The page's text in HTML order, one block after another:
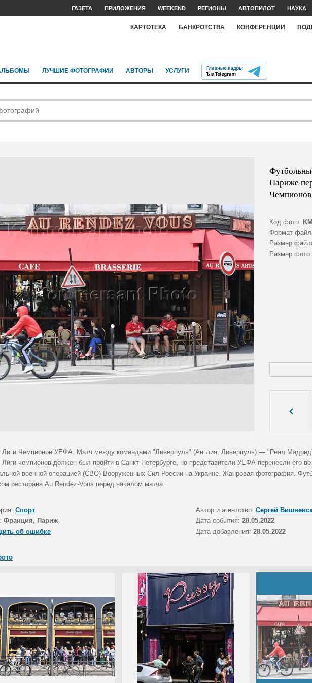
ГАЗЕТА ПРИЛОЖЕНИЯ WEEKEND РЕГИОНЫ АВТОПИЛОТ НАУКА
КАРТОТЕКА БАНКРОТСТВА КОНФЕРЕНЦИИ
ЛУЧШИЕ ФОТОГРАФИИ АВТОРЫ УСЛУГИ
Париже
Код фото:
Формат
Размер
Размер фото
Лиги Чемпионов УЕФА. Матч между командами "Ливерпуль" (Англия, Ливерпуль) — "Реал
чемпионов должен был пройти в Санкт-Петербурге, но представители УЕФА перенесли его
военной операцией (СВО) Вооруженных Сил России на Украине. Жанровая фотография.
ресторана Au Rendez-Vous перед началом матча.
Спорт Автор и агентство: Сергей
Франция, Париж Дата события: 28.05.2022
об ошибке
Дата добавления: 28.05.2022